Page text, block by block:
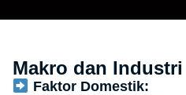
Makro dan Industri
Faktor Domestik: